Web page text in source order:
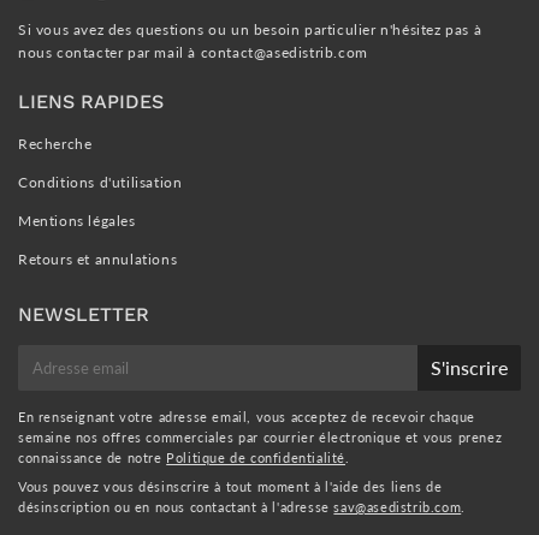
Si vous avez des questions ou un besoin particulier n'hésitez pas à
nous contacter par mail à contact@asedistrib.com
LIENS RAPIDES
Recherche
Conditions d'utilisation
Mentions légales
Retours et annulations
NEWSLETTER
mail
S'inscrire
En renseignant votre adresse email, vous acceptez de recevoir chaque
semaine nos offres commerciales par courrier électronique et vous prenez
connaissance de notre Politique de confidentialité
Vous pouvez vous désinscrire à tout moment à l'aide des liens de
désinscription ou en nous contactant à l'adressesav@asedistrib.com